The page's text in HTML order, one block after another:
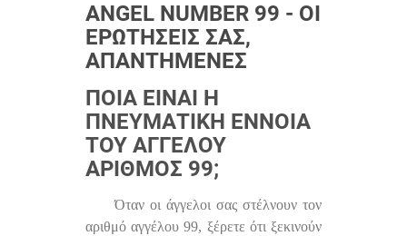
ANGEL NUMBER 99 - ΟΙ
ΕΡΩΤΉΣΕΙΣ ΣΑΣ,
ΑΠΑΝΤΗΜΈΝΕΣ
ΠΟΙΑ ΕΊΝΑΙ Η
ΠΝΕΥΜΑΤΙΚΉ ΈΝΝΟΙΑ
ΤΟΥ ΑΓΓΈΛΟΥ
ΑΡΙΘΜΌΣ 99;
Όταν οι άγγελοι σας στέλνουν τον
αριθμό αγγέλου 99, ξέρετε ότι ξεκινούν